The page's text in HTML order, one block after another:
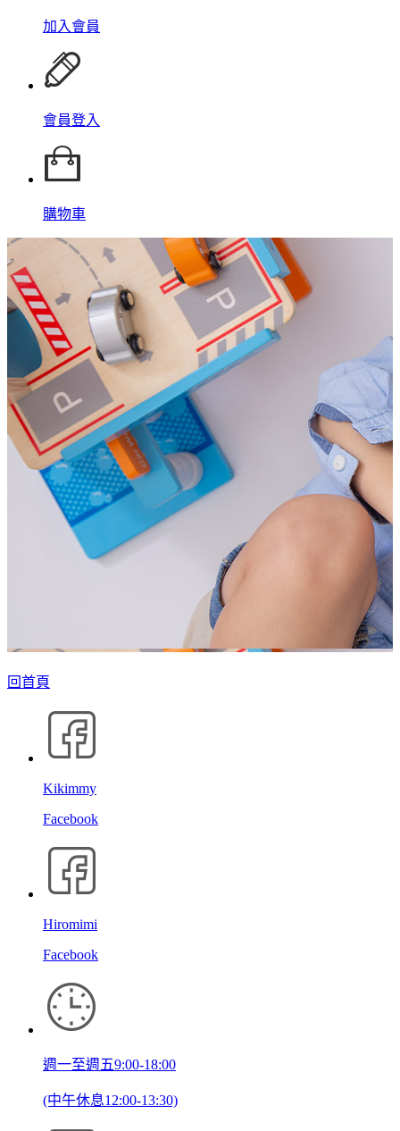
加入會員
會員登入
購物車
回首頁
Kikimmy
Facebook
Hiromimi
Facebook
週一至週五9:00-18:00
(中午休息12:00-13:30)